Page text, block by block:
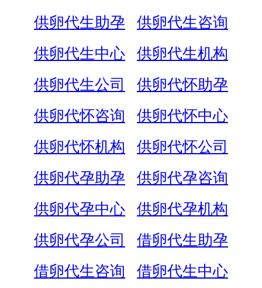
供卵代生助孕
供卵代生咨询
供卵代生中心
供卵代生机构
供卵代生公司
供卵代怀助孕
供卵代怀咨询
供卵代怀中心
供卵代怀机构
供卵代怀公司
供卵代孕助孕
供卵代孕咨询
供卵代孕中心
供卵代孕机构
供卵代孕公司
借卵代生助孕
借卵代生咨询
借卵代生中心